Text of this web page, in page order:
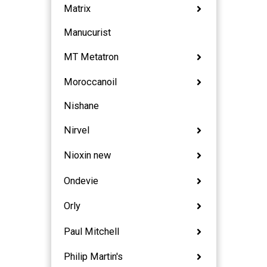
Matrix
Manucurist
MT Metatron
Moroccanoil
Nishane
Nirvel
Nioxin new
Ondevie
Orly
Paul Mitchell
Philip Martin's